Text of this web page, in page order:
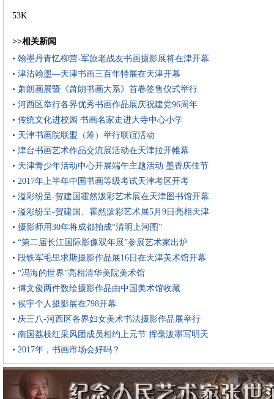
53K
>>相关新闻
• 翰墨丹青忆柳营-军旅老战友书画摄影展将在津开幕
• 津沽翰墨—天津书画三百年特展在天津开幕
• 萧朗画展暨《萧朗书画大系》首卷签售仪式举行
• 河西区举行各界优秀书画作品展庆祝建党96周年
• 传统文化进校园 书画名家走进大寺中心小学
• 天津书画院联盟（筹）举行联谊活动
• 津台书画艺术作品交流展活动在天津拉开帷幕
• 天津青少年活动中心开展端午主题活动 墨香庆佳节
• 2017年上半年中国书画等级考试天津考区开考
• 溢彩纷呈-贺建国霍然泼彩艺术展在天津图书馆开幕
• 溢彩纷呈-贺建国、霍然泼彩艺术展5月9日亮相天津
• 摄影师用30年将成都拍成“清明上河图”
• “第二届长江国际影像双年展”参展艺术家出炉
• 段铁军毛里求斯摄影作品展16日在天津美术馆开幕
• “冯海的世界”亮相清华美院美术馆
• 傅文俊两件数绘摄影作品由中国美术馆收藏
• 侯宇个人摄影展在798开幕
• 庆三八-河西区各界妇女美术书法摄影作品展举行
• 南国荔枝红采风团成员相约上元节 挥毫泼墨写明天
• 2017年，书画市场会好吗？